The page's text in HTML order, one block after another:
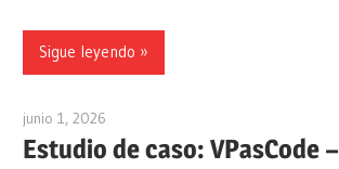
Sigue leyendo
junio 1, 2026
Estudio de caso: VPasCode –